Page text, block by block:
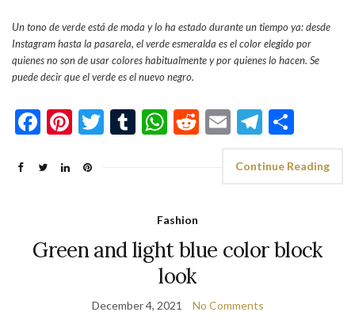
Un tono de verde está de moda y lo ha estado durante un tiempo ya: desde
Instagram hasta la pasarela, el verde esmeralda es el color elegido por
quienes no son de usar colores habitualmente y por quienes lo hacen. Se
puede decir que el verde es el nuevo negro.
Facebook
Pinterest
Twitter
Tumblr
WhatsApp
Reddit
Email
Continue Reading
Fashion
Green and light blue color block
look
December 4, 2021 No Comments